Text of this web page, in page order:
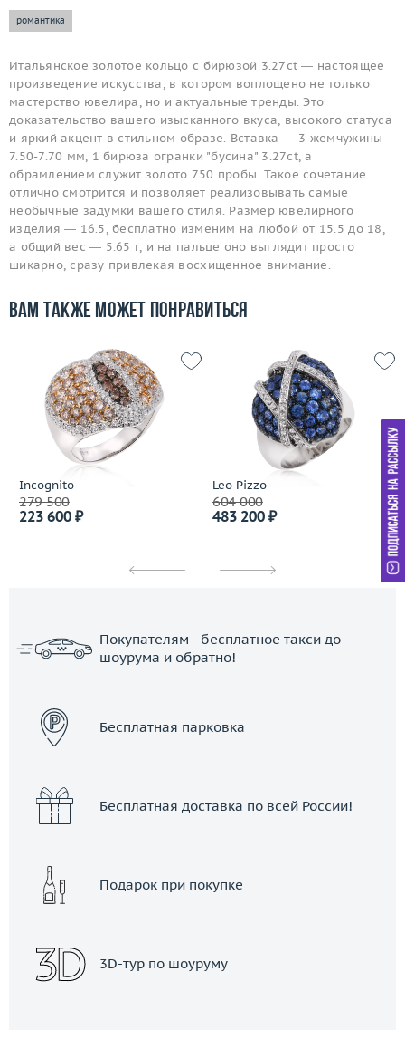
романтика
Итальянское золотое кольцо с бирюзой 3.27ct — настоящее
произведение искусства, в котором воплощено не только
мастерство ювелира, но и актуальные тренды. Это
доказательство вашего изысканного вкуса, высокого статуса
и яркий акцент в стильном образе. Вставка — 3 жемчужины
7.50-7.70 мм, 1 бирюза огранки "бусина" 3.27ct, а
обрамлением служит золото 750 пробы. Такое сочетание
отлично смотрится и позволяет реализовывать самые
необычные задумки вашего стиля. Размер ювелирного
изделия — 16.5, бесплатно изменим на любой от 15.5 до 18,
а общий вес — 5.65 г, и на пальце оно выглядит просто
шикарно, сразу привлекая восхищенное внимание.
Вам также может понравиться
Incognito
279 500
223 600 ₽
Leo Pizzo
604 000
483 200 ₽
Покупателям - бесплатное такси до
шоурума и обратно!
Бесплатная парковка
Бесплатная доставка по всей России!
Подарок при покупке
3D-тур по шоуруму